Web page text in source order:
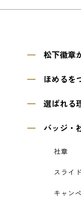
松下徽章
ほめるを
選ばれる
バッジ・
社章
スライ
キャン